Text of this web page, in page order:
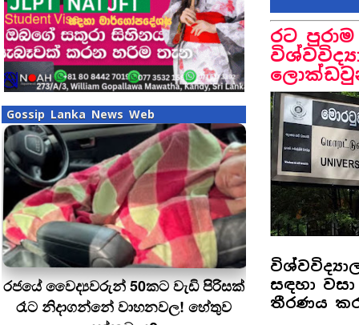
Gossip Lanka News Web
රජයේ වෛද්‍යවරුන් 50කට වැඩි පිරිසක්
රෑට නිදාගන්නේ වාහනවල! හේතුව
රට
සඳහා
තීරණය